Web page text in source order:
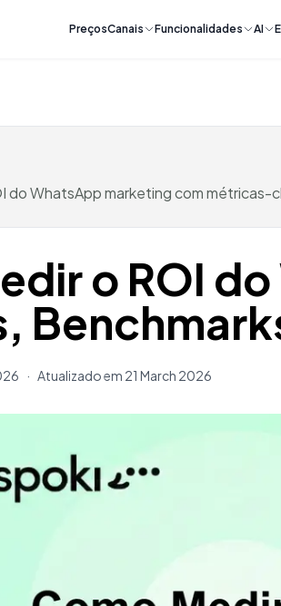
PreçosCanais Funcionalidades AI
do WhatsApp marketing com
o ROI
· Atualizado em 21 March 2026